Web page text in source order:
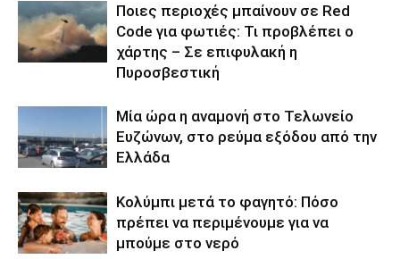
Ποιες περιοχές μπαίνουν σε Red
Code για φωτιές: Τι προβλέπει ο
χάρτης – Σε επιφυλακή η
Πυροσβεστική
Μία ώρα η αναμονή στο Τελωνείο
Ευζώνων, στο ρεύμα εξόδου από την
Ελλάδα
Κολύμπι μετά το φαγητό: Πόσο
πρέπει να περιμένουμε για να
μπούμε στο νερό